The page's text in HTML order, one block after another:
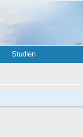
Studien